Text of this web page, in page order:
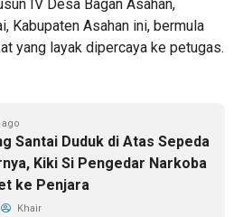
IV Desa Bagan Asahan,
Kabupaten Asahan ini, bermula
yang layak dipercaya ke petugas.
ago
Santai Duduk di Atas Sepeda
Kiki Si Pengedar Narkoba
ke Penjara
Khair